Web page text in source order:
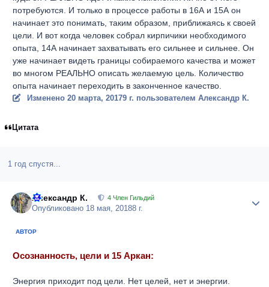
потребуются. И только в процессе работы в 16А и 15А он
начинает это понимать, таким образом, приближаясь к своей
цели. И вот когда человек собрал кирпичики необходимого
опыта, 14А начинает захватывать его сильнее и сильнее. Он
уже начинает видеть границы собираемого качества и может
во многом РЕАЛЬНО описать желаемую цель. Количество
опыта начинает переходить в законченное качество.
Изменено 20 марта, 20179 г. пользователем Александр К.
Цитата
1 год спустя...
Александр К. 4 Член Гильдий
Опубликовано 18 мая, 20188 г.
АВТОР
Осознанность, цели и 15 Аркан:
Энергия приходит под цели. Нет целей, нет и энергии.